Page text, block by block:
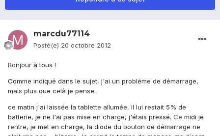
marcdu77114
Posté(e) 20 octobre 2012
Bonjour à tous !
Comme indiqué dans le sujet, j'ai un problème de démarrage,
mais plus que celà je pense.
ce matin j'ai laissée la tablette allumée, il lui restait 5% de
batterie, je ne l'ai pas mise en charge, j'étais pressé. Ce midi je
rentre, je met en charge, la diode du bouton de démarrage ne